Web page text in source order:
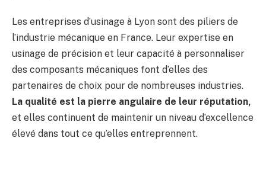
Les entreprises d’usinage à Lyon sont des piliers de
l’industrie mécanique en France. Leur expertise en
usinage de précision et leur capacité à personnaliser
des composants mécaniques font d’elles des
partenaires de choix pour de nombreuses industries.
La qualité est la pierre angulaire de leur réputation,
et elles continuent de maintenir un niveau d’excellence
élevé dans tout ce qu’elles entreprennent.